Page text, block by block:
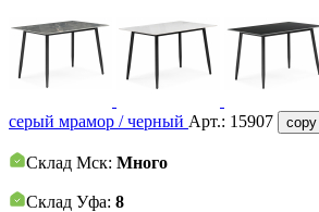
серый мрамор / черный Арт.: 15907 copy
Склад Мск: Много
Склад Уфа: 8